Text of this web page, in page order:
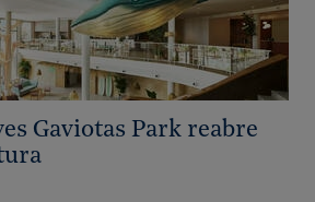
Gaviotas Park reabre